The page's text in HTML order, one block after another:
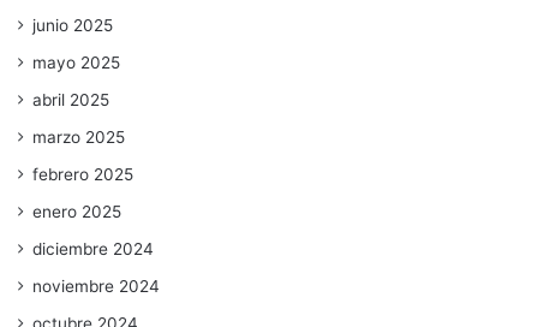
junio 2025
mayo 2025
abril 2025
marzo 2025
febrero 2025
enero 2025
diciembre 2024
noviembre 2024